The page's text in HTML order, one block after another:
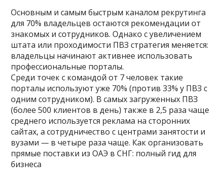
Основным и самым быстрым каналом рекрутинга
для 70% владельцев остаются рекомендации от
знакомых и сотрудников. Однако с увеличением
штата или проходимости ПВЗ стратегия меняется:
владельцы начинают активнее использовать
профессиональные порталы.
Среди точек с командой от 7 человек такие
порталы используют уже 70% (против 33% у ПВЗ с
одним сотрудником). В самых загруженных ПВЗ
(более 500 клиентов в день) также в 2,5 раза чаще
среднего используется реклама на сторонних
сайтах, а сотрудничество с центрами занятости и
вузами — в четыре раза чаще. Как организовать
прямые поставки из ОАЭ в СНГ: полный гид для
бизнеса